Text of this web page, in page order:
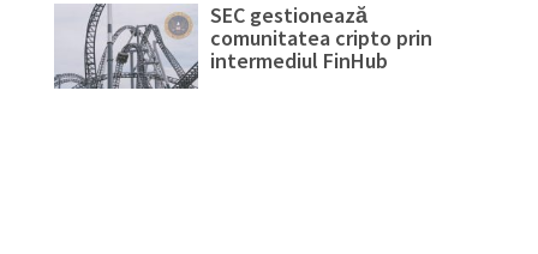
SEC gestionează
comunitatea cripto prin
intermediul FinHub